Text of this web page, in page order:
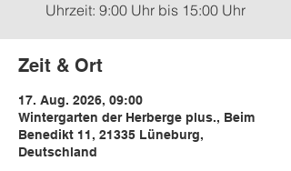
Uhrzeit: 9:00 Uhr bis 15:00 Uhr
Zeit & Ort
17. Aug. 2026, 09:00
Wintergarten der Herberge plus., Beim
Benedikt 11, 21335 Lüneburg,
Deutschland